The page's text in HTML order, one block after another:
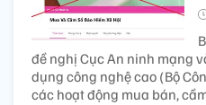
đề nghị Cục An ninh mạng
dụng công nghệ cao (Bộ
các hoạt động mua bán,